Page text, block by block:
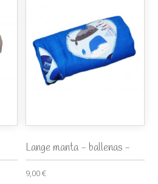
Lange manta - ballenas -
9,00 €